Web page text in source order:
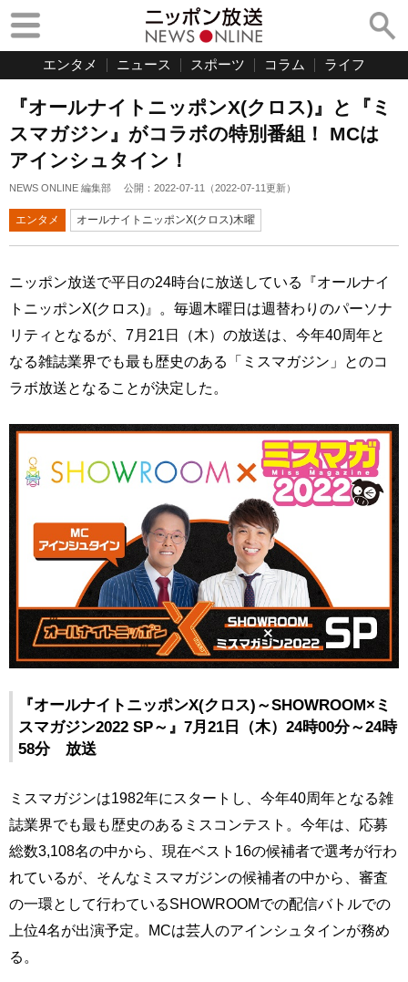
エンタメ ニュース スポーツ コラム ライフ
『オールナイトニッポンX(クロス)』と『ミ
スマガジン』がコラボの特別番組！ MCは
アインシュタイン！
NEWS ONLINE 編集部 公開： 2022-07-11 （2022-07-11更新）
エンタメ オールナイトニッポンX(クロス)木曜
ニッポン放送で平日の24時台に放送している『オールナイ
トニッポンX(クロス)』。毎週木曜日は週替わりのパーソナ
リティとなるが、7月21日（木）の放送は、今年40周年と
なる雑誌業界でも最も歴史のある「ミスマガジン」とのコ
ラボ放送となることが決定した。
『オールナイトニッポンX(クロス)～SHOWROOM×ミ
スマガジン2022 SP～』7月21日（木）24時00分～24時
58分 放送
ミスマガジンは1982年にスタートし、今年40周年となる雑
誌業界でも最も歴史のあるミスコンテスト。今年は、応募
総数3,108名の中から、現在ベスト16の候補者で選考が行わ
れているが、そんなミスマガジンの候補者の中から、審査
の一環として行わているSHOWROOMでの配信バトルでの
上位4名が出演予定。MCは芸人のアインシュタインが務め
る。